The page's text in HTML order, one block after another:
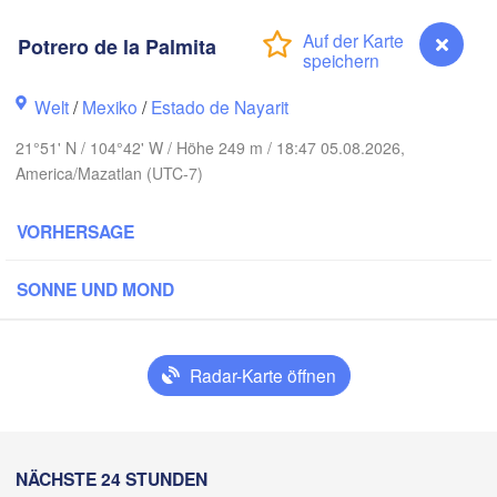
Potrero de la Palmita
Welt/Mexiko /Estado de Nayarit
21°51' N / 104°42' W / Höhe 249 m / 18:47 05.08.2026,
America/Mazatlan (UTC-7)
VORHERSAGE
SONNE UND MOND
Radar-Karte öffnen
NÄCHSTE 24 STUNDEN
Chihuahua
Hidalgo
Potrero de la Palmita